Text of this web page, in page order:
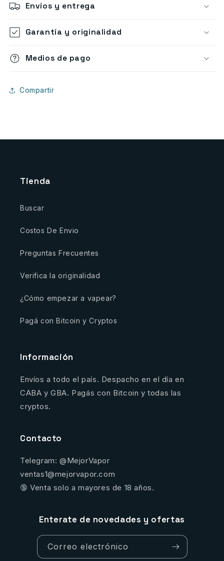
Envíos y entrega
Garantía y originalidad
Medios de pago
Compartir
Tienda
Buscar
Costos De Envio
Preguntas Frecuentes
Verifica la originalidad
¿Cómo empezar a vapear?
Pagá con Bitcoin y Cryptos
Información
Envíos a todo el país. Despacho en el día en
CABA y GBA. Pagás con Bitcoin y todas las
cryptos.
Contacto
Telegram: @MejorVapor
ventas1@mejorvapor.com
🔞 Venta solo a mayores de 18 años.
Enterate de novedades y ofertas
Correo electrónico